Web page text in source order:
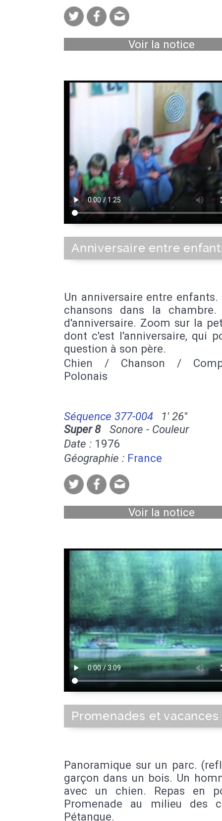
Voir la notice
Anniversaire entre
Un anniversaire entre enfants.
chansons dans la chambre.
d'anniversaire. Zoom sur la
dont c'est l'anniversaire, qui
question à son père.
Chien / Chanson /
Polonais
Séquence 377-004
1' 26''
Super 8Sonore - Couleur
Date : 1976
Géographie : France
Voir la notice
Promenades et vacances
Panoramique sur un parc.
garçon dans un bois. Un
avec un chien. Repas en
Promenade au milieu des
Pétanque.